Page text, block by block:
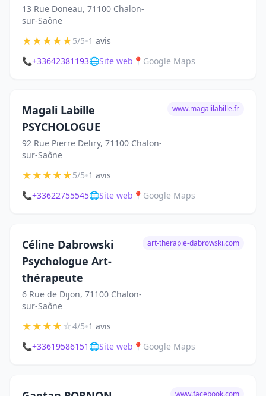
13 Rue Doneau, 71100 Chalon-
sur-Saône
★★★★★5/5•1 avis
📞+33642381193🌐Site web 📍 Google Maps
Magali Labille
PSYCHOLOGUE
92 Rue Pierre Deliry, 71100 Chalon-
sur-Saône
www.magalilabille.fr
★★★★★5/5•1 avis
📞+33622755545🌐Site web 📍 Google Maps
Céline Dabrowski
Psychologue Art-
thérapeute
6 Rue de Dijon, 71100 Chalon-
sur-Saône
art-therapie-dabrowski.com
★★★★☆4/5•1 avis
📞+33619586151 🌐Site web 📍 Google Maps
www.facebook.com